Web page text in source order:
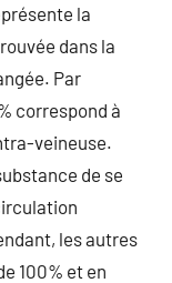
la
dans la
Par
correspond à
veineuse.
de se
les autres
100% et en